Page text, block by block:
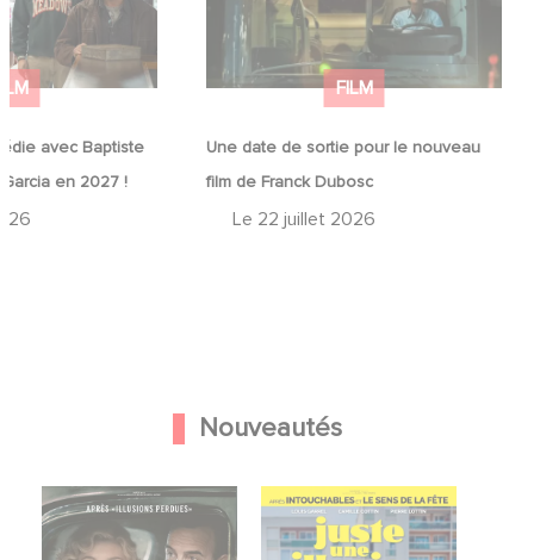
avec Baptiste
en 2027 !
FILM
Une date de sortie pour le nouveau
film de Franck Dubosc
Le 22 juillet 2026
Nouveautés